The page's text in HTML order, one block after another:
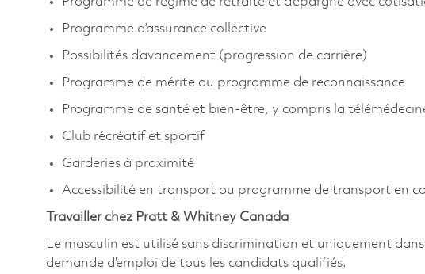
Programme d’assurance collective
Possibilités d’avancement (progression de carrière)
Programme de mérite ou programme de reconnaissance
Programme de santé et bien-être, y compris la
Club récréatif et sportif
Garderies à proximité
Accessibilité en transport ou programme de transport en
Travailler chez Pratt & Whitney Canada
Le masculin est utilisé sans discrimination et uniquement
demande d’emploi de tous les candidats qualifiés.